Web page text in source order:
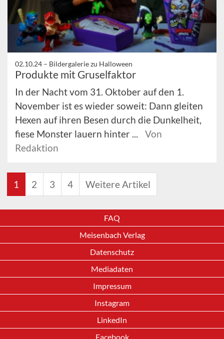
02.10.24 – Bildergalerie zu Halloween
Produkte mit Gruselfaktor
In der Nacht vom 31. Oktober auf den 1.
November ist es wieder soweit: Dann gleiten
Hexen auf ihren Besen durch die Dunkelheit,
fiese Monster lauern hinter ...
Von
Redaktion
1 2 3 4 Weitere Artikel
FAQ
Meisenbach Verlag
Datenschutz
Mediadaten
Impressum
Instagram
LinkedIn
Facebook